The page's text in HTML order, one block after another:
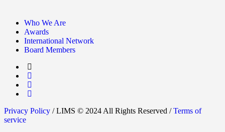
Who We Are
Awards
International Network
Board Members
Privacy Policy / LIMS © 2024 All Rights Reserved /Terms of
service